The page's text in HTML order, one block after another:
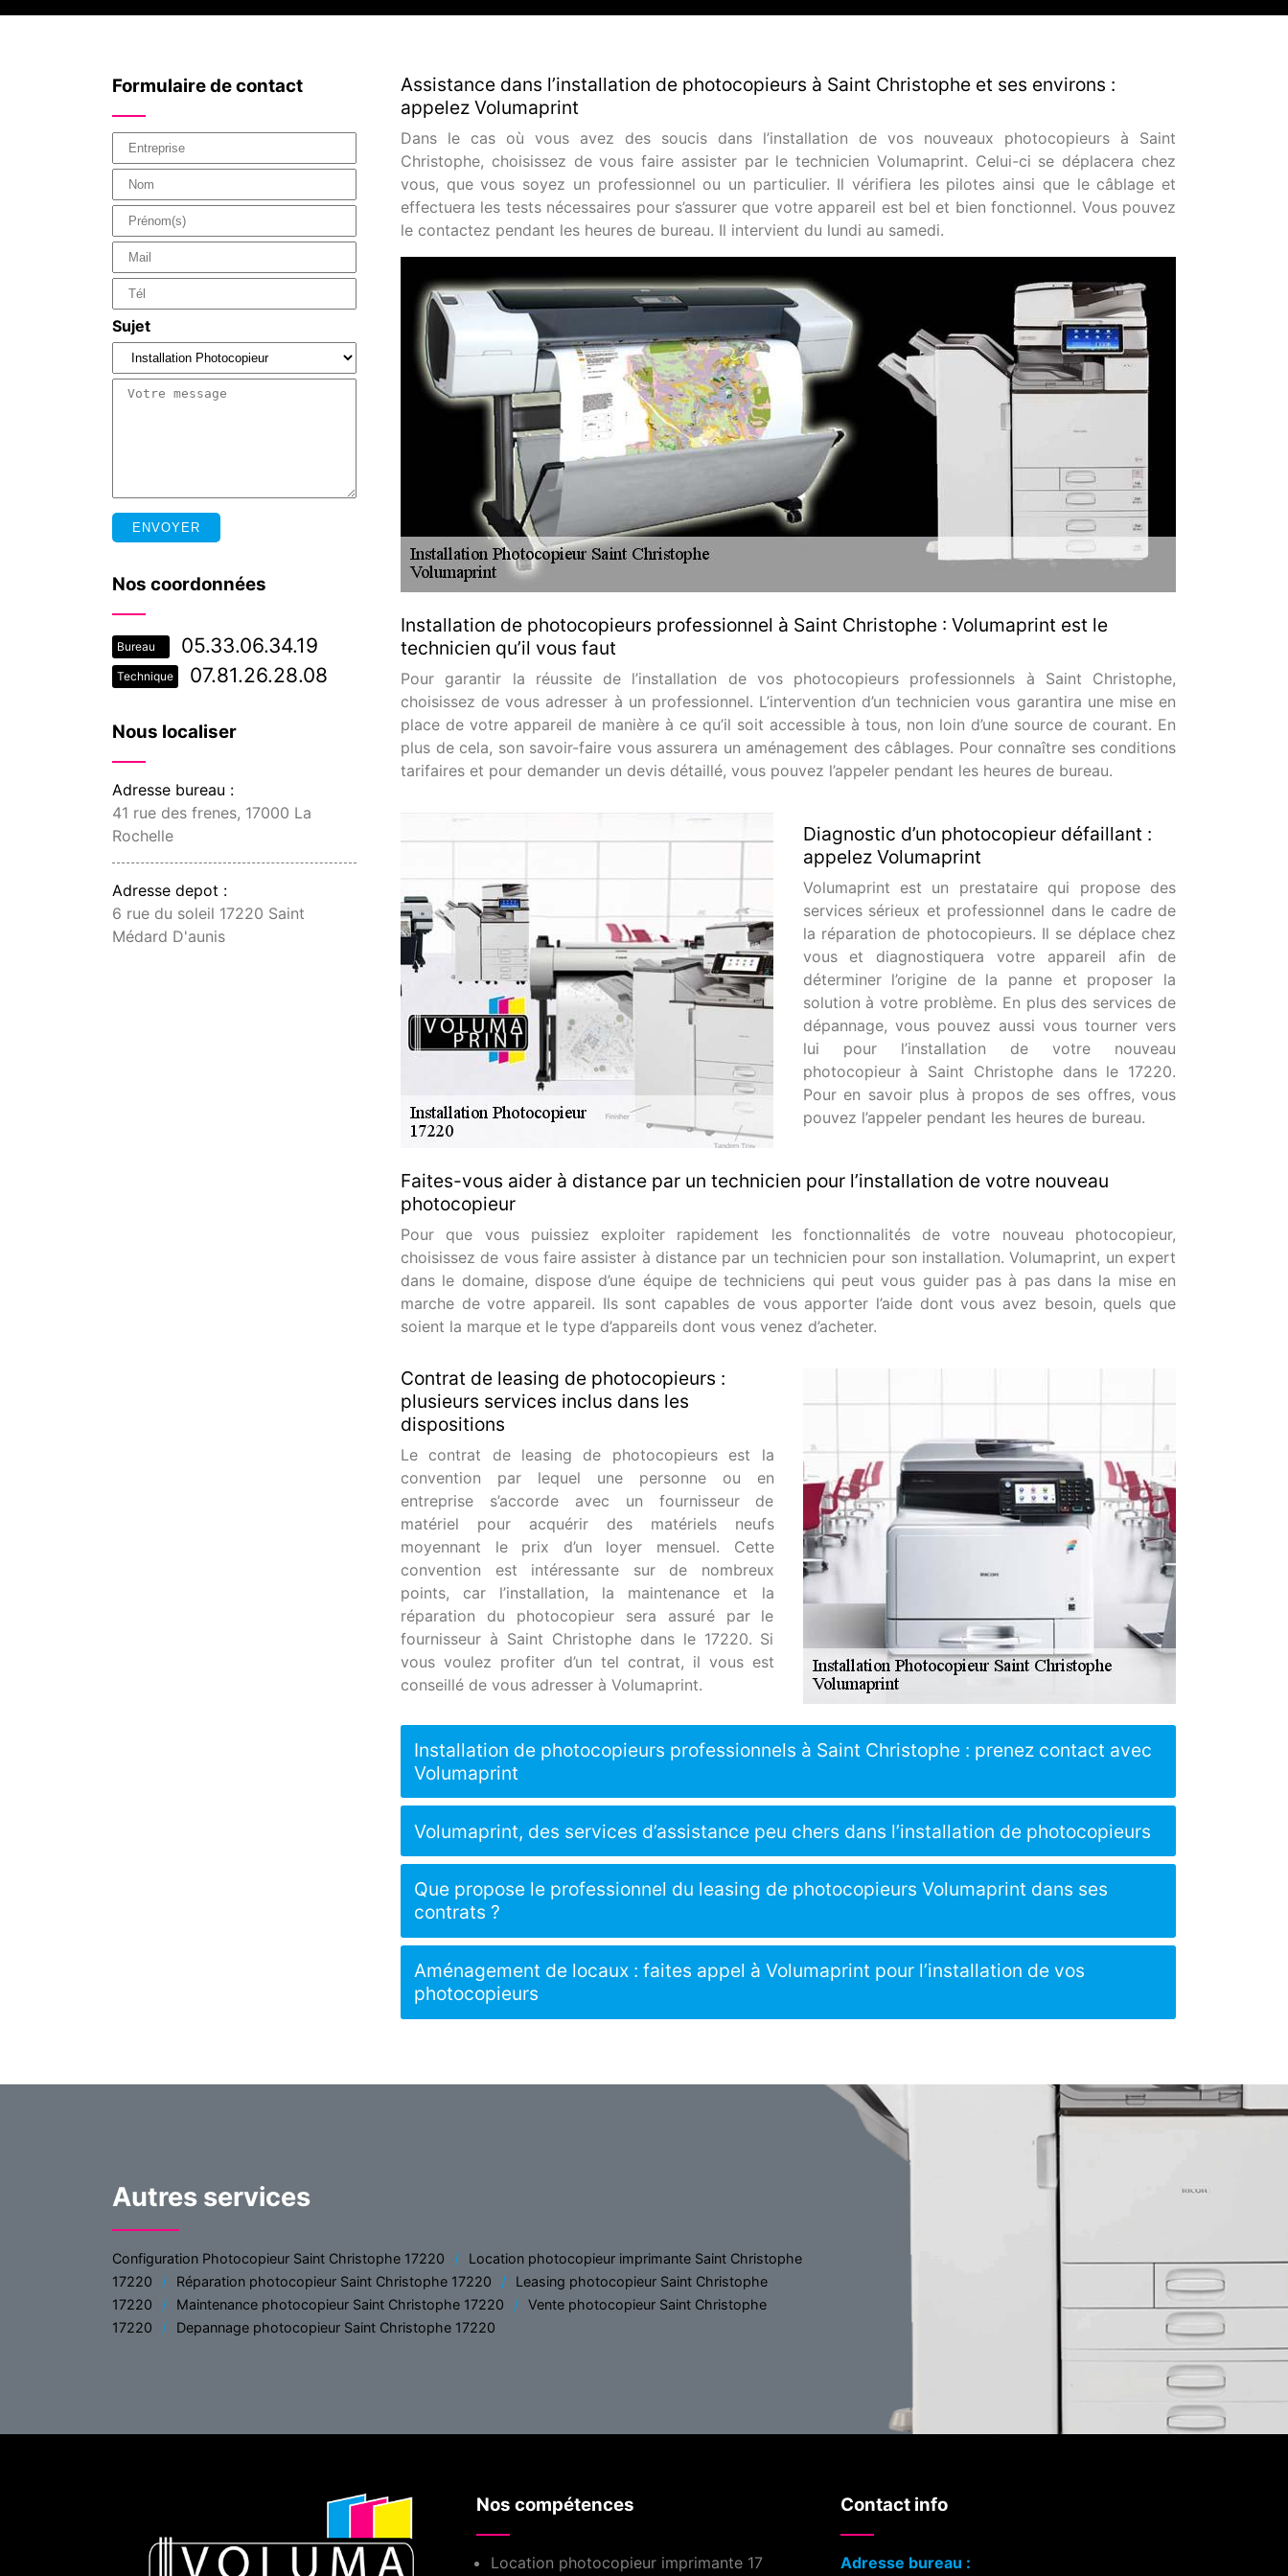
Formulaire de contact
Sujet
Nos coordonnées
Bureau 05.33.06.34.19
Technique 07.81.26.28.08
Nous localiser
Adresse bureau :
41 rue des frenes, 17000 La
Rochelle
Adresse depot :
6 rue du soleil 17220 Saint
Médard D'aunis
Assistance dans l’installation de photocopieurs à Saint Christophe et ses environs :
appelez Volumaprint
Dans le cas où vous avez des soucis dans l’installation de vos nouveaux photocopieurs à Saint
Christophe, choisissez de vous faire assister par le technicien Volumaprint. Celui-ci se déplacera chez
vous, que vous soyez un professionnel ou un particulier. Il vérifiera les pilotes ainsi que le câblage et
effectuera les tests nécessaires pour s’assurer que votre appareil est bel et bien fonctionnel. Vous pouvez
le contactez pendant les heures de bureau. Il intervient du lundi au samedi.
Installation de photocopieurs professionnel à Saint Christophe : Volumaprint est le
technicien qu’il vous faut
Pour garantir la réussite de l’installation de vos photocopieurs professionnels à Saint Christophe,
choisissez de vous adresser à un professionnel. L’intervention d’un technicien vous garantira une mise en
place de votre appareil de manière à ce qu’il soit accessible à tous, non loin d’une source de courant. En
plus de cela, son savoir-faire vous assurera un aménagement des câblages. Pour connaître ses conditions
tarifaires et pour demander un devis détaillé, vous pouvez l’appeler pendant les heures de bureau.
Diagnostic d’un photocopieur défaillant :
appelez Volumaprint
Volumaprint est un prestataire qui propose des
services sérieux et professionnel dans le cadre de
la réparation de photocopieurs. Il se déplace chez
vous et diagnostiquera votre appareil afin de
déterminer l’origine de la panne et proposer la
solution à votre problème. En plus des services de
dépannage, vous pouvez aussi vous tourner vers
lui pour l’installation de votre nouveau
photocopieur à Saint Christophe dans le 17220.
Pour en savoir plus à propos de ses offres, vous
pouvez l’appeler pendant les heures de bureau.
Faites-vous aider à distance par un technicien pour l’installation de votre nouveau
photocopieur
Pour que vous puissiez exploiter rapidement les fonctionnalités de votre nouveau photocopieur,
choisissez de vous faire assister à distance par un technicien pour son installation. Volumaprint, un expert
dans le domaine, dispose d’une équipe de techniciens qui peut vous guider pas à pas dans la mise en
marche de votre appareil. Ils sont capables de vous apporter l’aide dont vous avez besoin, quels que
soient la marque et le type d’appareils dont vous venez d’acheter.
Contrat de leasing de photocopieurs :
plusieurs services inclus dans les
dispositions
Le contrat de leasing de photocopieurs est la
convention par lequel une personne ou en
entreprise s’accorde avec un fournisseur de
matériel pour acquérir des matériels neufs
moyennant le prix d’un loyer mensuel. Cette
convention est intéressante sur de nombreux
points, car l’installation, la maintenance et la
réparation du photocopieur sera assuré par le
fournisseur à Saint Christophe dans le 17220. Si
vous voulez profiter d’un tel contrat, il vous est
conseillé de vous adresser à Volumaprint.
Installation de photocopieurs professionnels à Saint Christophe : prenez contact avec
Volumaprint
Volumaprint, des services d’assistance peu chers dans l’installation de photocopieurs
Que propose le professionnel du leasing de photocopieurs Volumaprint dans ses
contrats ?
Aménagement de locaux : faites appel à Volumaprint pour l’installation de vos
photocopieurs
Autres services
Configuration Photocopieur Saint Christophe 17220
Location photocopieur imprimante Saint Christophe
17220
Réparation photocopieur Saint Christophe 17220
Leasing photocopieur Saint Christophe
17220
Maintenance photocopieur Saint Christophe 17220
Vente photocopieur Saint Christophe
17220
Depannage photocopieur Saint Christophe 17220
Nos compétences
Location photocopieur imprimante 17
Contact info
Adresse bureau :